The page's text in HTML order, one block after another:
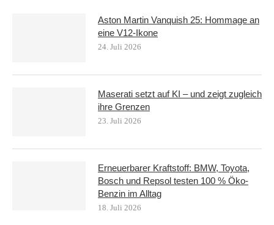
Aston Martin Vanquish 25: Hommage an
eine V12-Ikone
24. Juli 2026
Maserati setzt auf KI – und zeigt zugleich
ihre Grenzen
23. Juli 2026
Erneuerbarer Kraftstoff: BMW, Toyota,
Bosch und Repsol testen 100 % Öko-
Benzin im Alltag
18. Juli 2026